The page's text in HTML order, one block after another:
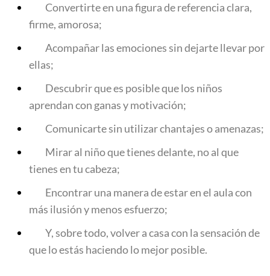
Convertirte en una figura de referencia clara,
firme, amorosa;
Acompañar las emociones sin dejarte llevar por
ellas;
Descubrir que es posible que los niños
aprendan con ganas y motivación;
Comunicarte sin utilizar chantajes o amenazas;
Mirar al niño que tienes delante, no al que
tienes en tu cabeza;
Encontrar una manera de estar en el aula con
más ilusión y menos esfuerzo;
Y, sobre todo, volver a casa con la sensación de
que lo estás haciendo lo mejor posible.